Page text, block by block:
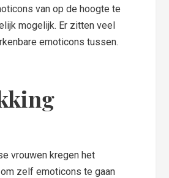
van op de hoogte te
mogelijk. Er zitten veel
emoticons tussen.
vrouwen kregen het
zelf emoticons te gaan